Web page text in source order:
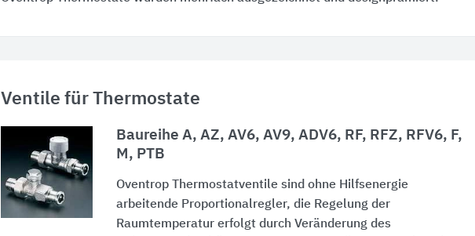
Ventile für Thermostate
Baureihe A, AZ, AV6, AV9, ADV6, RF, RFZ, RFV6, F,
M, PTB
Oventrop Thermostatventile sind ohne Hilfsenergie
arbeitende Proportionalregler, die Regelung der
Raumtemperatur erfolgt durch Veränderung des